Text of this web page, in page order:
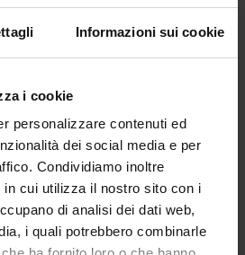
Informazioni sui cookie
i cookie
personalizzare contenuti ed
dei social media e per
Condividiamo inoltre
in cui utilizza il nostro sito con i
di analisi dei dati web,
i quali potrebbero combinarle
sono ritagliati un buon
e critica.